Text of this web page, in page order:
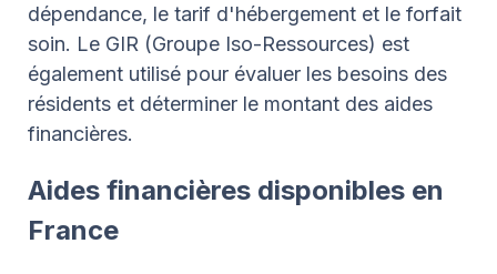
dépendance, le tarif d'hébergement et le forfait
soin. Le GIR (Groupe Iso-Ressources) est
également utilisé pour évaluer les besoins des
résidents et déterminer le montant des aides
financières.
Aides financières disponibles en
France